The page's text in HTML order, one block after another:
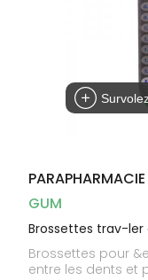
PARAPHARMACIE
GUM
Brossettes trav-
Brossettes pour
entre les dents et